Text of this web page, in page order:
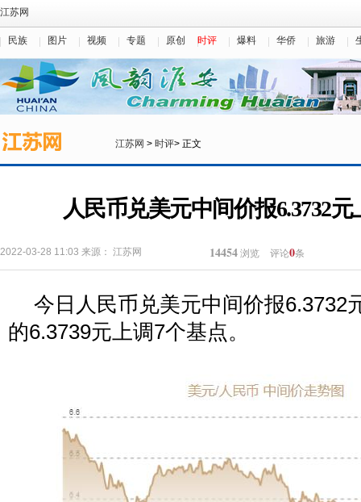
江苏网
民族 图片 视频 专题 原创 时评 爆料 华侨 旅游
江苏网 > 时评> 正文
人民币兑美元中间价报6.3732
2022-03-28 11:03 来源： 江苏网 14454 浏览 评论0条
今日人民币兑美元中间价报6.3732
的6.3739元上调7个基点。